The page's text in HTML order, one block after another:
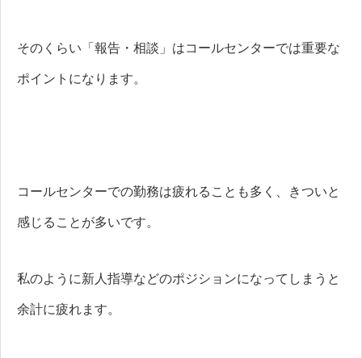
そのくらい「報告・相談」はコールセンターでは重要な
ポイントになります。
コールセンターでの勤務は疲れることも多く、きついと
感じることが多いです。
私のように新人指導などのポジションになってしまうと
余計に疲れます。